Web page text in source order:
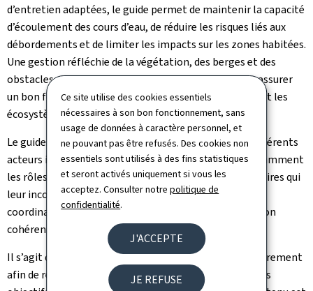
Ce site utilise des cookies essentiels
nécessaires à son bon fonctionnement, sans
usage de données à caractère personnel, et
ne pouvant pas être refusés. Des cookies non
essentiels sont utilisés à des fins statistiques
et seront activés uniquement si vous les
acceptez. Consulter notrepolitique de
confidentialité.
J'ACCEPTE
JE REFUSE
d’entretien adaptées, le guide permet de maintenir la capacité
d’écoulement des cours d’eau, de réduire les risques liés aux
débordements et de limiter les impacts sur les zones habitées.
Une gestion réfléchie de la végétation, des berges et des
obstacles naturels ou artificiels est essentielle pour assurer
un bon fonctionnement hydraulique tout en préservant les
écosystèmes naturels.
Le guide précise également les responsabilités des différents
acteurs impliqués dans l’entretien des cours d’eau notamment
les rôles des communes et les obligations réglementaires qui
leur incombent. Cette clarification vise à faciliter la
coordination des interventions et à garantir une gestion
cohérente, conforme aux exigences légales.
Il s’agit d’un document vivant, appelé à évoluer régulièrement
afin de rester en phase avec les réalités du terrain et les